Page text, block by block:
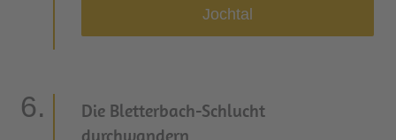
Jochtal
Die Bletterbach-Schlucht
durchwandern